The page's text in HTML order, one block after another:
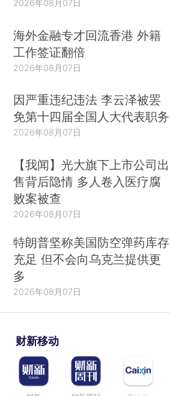
2026年08月07日
海外金融专才回流香港 外籍
工作签证翻倍
2026年08月07日
因严重违纪违法 李云泽被罢
免第十四届全国人大代表职务
2026年08月07日
【我闻】光大旗下上市公司出
售背后隐情 多人卷入医疗腐
败案被查
2026年08月07日
特朗普坚称美国防空弹药库存
充足 但不会向乌克兰提供更
多
2026年08月07日
财新移动